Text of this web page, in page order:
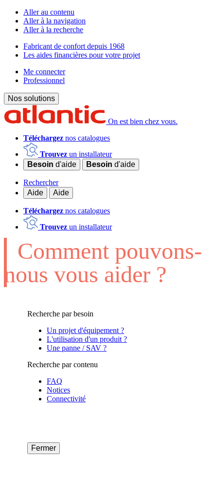
Aller au contenu
Aller à la navigation
Aller à la recherche
Fabricant de confort depuis 1968
Les aides financières pour votre projet
Me connecter
Professionnel
Nos solutions
On est bien chez vous.
Téléchargez nos catalogues
Trouvez un installateur
Besoin d'aide Besoin d'aide
Rechercher
Aide
Aide
Téléchargez nos catalogues
Trouvez un installateur
Comment pouvons-
nous vous aider ?
Recherche par besoin
Un projet d'équipement ?
L'utilisation d'un produit ?
Une panne / SAV ?
Recherche par contenu
FAQ
Notices
Connectivité
Fermer